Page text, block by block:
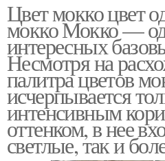
Цвет мокко цвет
мокко Мокко —
интересных
Несмотря на
палитра цветов
исчерпывается
интенсивным
оттенком, в нее
светлые, так и